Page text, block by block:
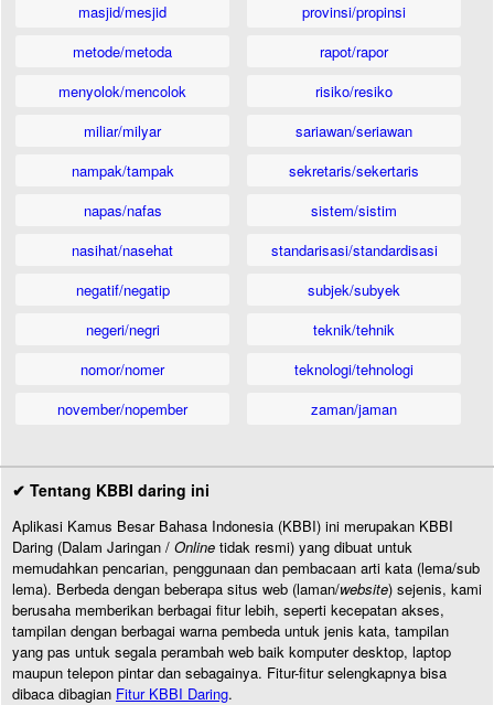
masjid/mesjid
metode/metoda
menyolok/mencolok
miliar/milyar
nampak/tampak
napas/nafas
nasihat/nasehat
negatif/negatip
negeri/negri
nomor/nomer
november/nopember
provinsi/propinsi
rapot/rapor
risiko/resiko
sariawan/seriawan
sekretaris/sekertaris
sistem/sistim
standarisasi/standardisasi
subjek/subyek
teknik/tehnik
teknologi/tehnologi
zaman/jaman
✔ Tentang KBBI daring ini
Aplikasi Kamus Besar Bahasa Indonesia (KBBI) ini merupakan KBBI
Daring (Dalam Jaringan / Online tidak resmi) yang dibuat untuk
memudahkan pencarian, penggunaan dan pembacaan arti kata (lema/sub
lema). Berbeda dengan beberapa situs web (laman/website) sejenis, kami
berusaha memberikan berbagai fitur lebih, seperti kecepatan akses,
tampilan dengan berbagai warna pembeda untuk jenis kata, tampilan
yang pas untuk segala perambah web baik komputer desktop, laptop
maupun telepon pintar dan sebagainya. Fitur-fitur selengkapnya bisa
dibaca dibagian Fitur KBBI Daring.